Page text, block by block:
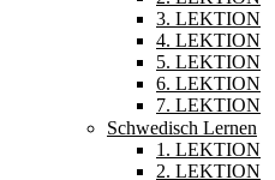
3. LEKTION
4. LEKTION
5. LEKTION
6. LEKTION
7. LEKTION
Schwedisch Lernen
1. LEKTION
2. LEKTION